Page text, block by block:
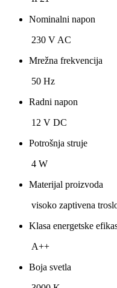
Nominalni napon
230 V AC
Mrežna frekvencija
50 Hz
Radni napon
12 V DC
Potrošnja struje
4 W
Materijal proizvoda
visoko zaptivena
Klasa energetske
A++
Boja svetla